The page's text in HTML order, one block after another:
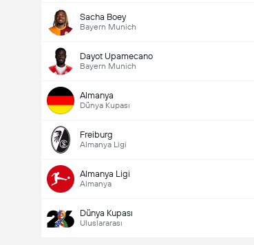
Sacha Boey
Bayern Munich
Dayot Upamecano
Bayern Munich
Almanya
Dünya Kupası
Freiburg
Almanya Ligi
Almanya Ligi
Almanya
Dünya Kupası
Uluslararası